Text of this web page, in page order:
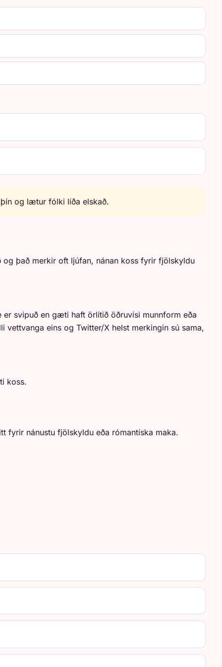
og lætur fólki líða elskað.
það merkir oft ljúfan, nánan koss fyrir fjölskyldu
svipuð en gæti haft örlítið öðruvísi munnform eða
vettvanga eins og Twitter/X helst merkingin sú sama,
koss.
fyrir nánustu fjölskyldu eða rómantíska maka.